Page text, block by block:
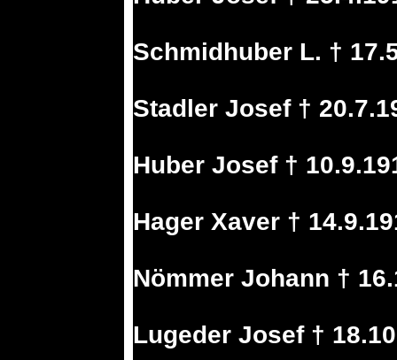
Schmidhuber L. †
Stadler Josef †
Huber Josef †
Hager Xaver †
Nömmer Johann †
Lugeder Josef †